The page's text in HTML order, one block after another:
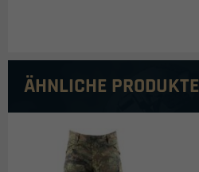
ÄHNLICHE PRODUKTE